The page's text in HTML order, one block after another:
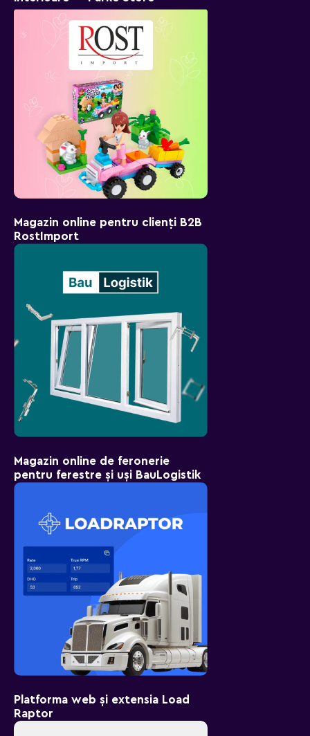
Magazin online pentru clienți B2B
RostImport
Magazin online de feronerie
pentru ferestre și uși BauLogistik
Platforma web și extensia Load
Raptor